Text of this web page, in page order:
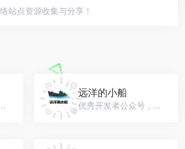
站点资源收集与分享！
优秀开发者公众号，微信号：gh_a060f89b69b5
远洋的小船
优秀开发者公众号，微信号：gh_1ecefae4ccce